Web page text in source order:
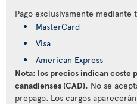
Pago exclusivamente
MasterCard
Visa
American Express
Nota: los precios indican coste
canadienses (CAD). No se
prepago. Los cargos